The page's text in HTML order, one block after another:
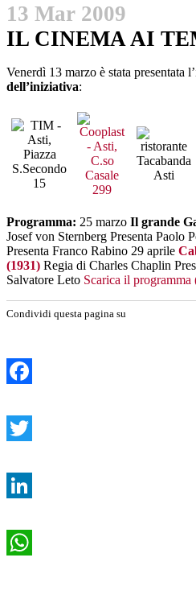
13 Mar 2009
IL CINEMA AI
Venerdì 13 marzo è stata presentata
dell’iniziativa:
Programma: 25 marzo Il grande
Josef von Sternberg Presenta Paolo
Presenta Franco Rabino 29 aprile
(1931) Regia di Charles Chaplin
Salvatore Leto Scarica il programma
Condividi questa pagina su